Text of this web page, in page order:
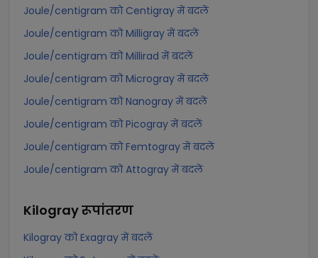
Joule/centigram को Centigray में बदलें
Joule/centigram को Milligray में बदलें
Joule/centigram को Millirad में बदलें
Joule/centigram को Microgray में बदलें
Joule/centigram को Nanogray में बदलें
Joule/centigram को Picogray में बदलें
Joule/centigram को Femtogray में बदलें
Joule/centigram को Attogray में बदलें
Kilograyरूपांतरण
Kilogray को Exagray में बदलें